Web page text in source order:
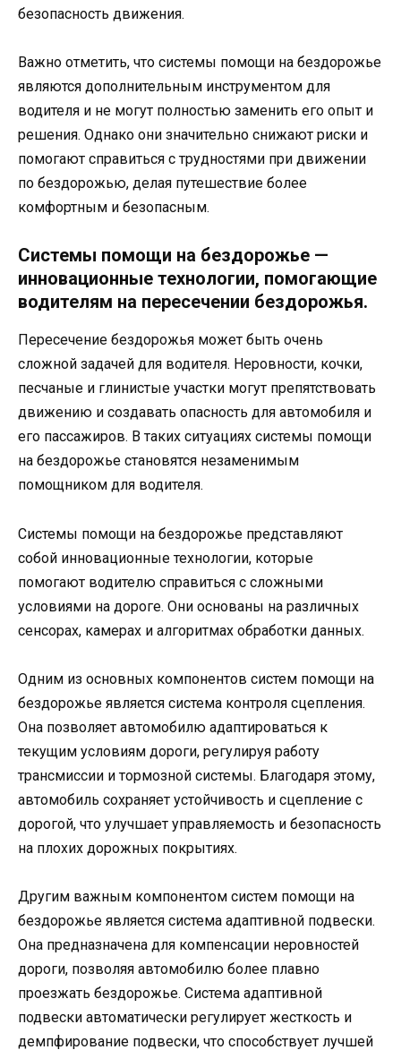
безопасность движения.
Важно отметить, что системы помощи на бездорожье
являются дополнительным инструментом для
водителя и не могут полностью заменить его опыт и
решения. Однако они значительно снижают риски и
помогают справиться с трудностями при движении
по бездорожью, делая путешествие более
комфортным и безопасным.
Системы помощи на бездорожье —
инновационные технологии, помогающие
водителям на пересечении бездорожья.
Пересечение бездорожья может быть очень
сложной задачей для водителя. Неровности, кочки,
песчаные и глинистые участки могут препятствовать
движению и создавать опасность для автомобиля и
его пассажиров. В таких ситуациях системы помощи
на бездорожье становятся незаменимым
помощником для водителя.
Системы помощи на бездорожье представляют
собой инновационные технологии, которые
помогают водителю справиться с сложными
условиями на дороге. Они основаны на различных
сенсорах, камерах и алгоритмах обработки данных.
Одним из основных компонентов систем помощи на
бездорожье является система контроля сцепления.
Она позволяет автомобилю адаптироваться к
текущим условиям дороги, регулируя работу
трансмиссии и тормозной системы. Благодаря этому,
автомобиль сохраняет устойчивость и сцепление с
дорогой, что улучшает управляемость и безопасность
на плохих дорожных покрытиях.
Другим важным компонентом систем помощи на
бездорожье является система адаптивной подвески.
Она предназначена для компенсации неровностей
дороги, позволяя автомобилю более плавно
проезжать бездорожье. Система адаптивной
подвески автоматически регулирует жесткость и
демпфирование подвески, что способствует лучшей